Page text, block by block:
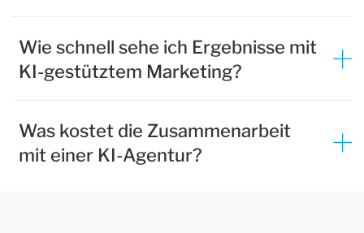
Wie schnell sehe ich Ergebnisse mit
KI-gestütztem Marketing?
Was kostet die Zusammenarbeit
mit einer KI-Agentur?